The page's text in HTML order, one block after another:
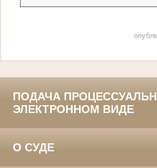
ПОДАЧА
ЭЛЕКТРОННОМ ВИДЕ
О СУДЕ